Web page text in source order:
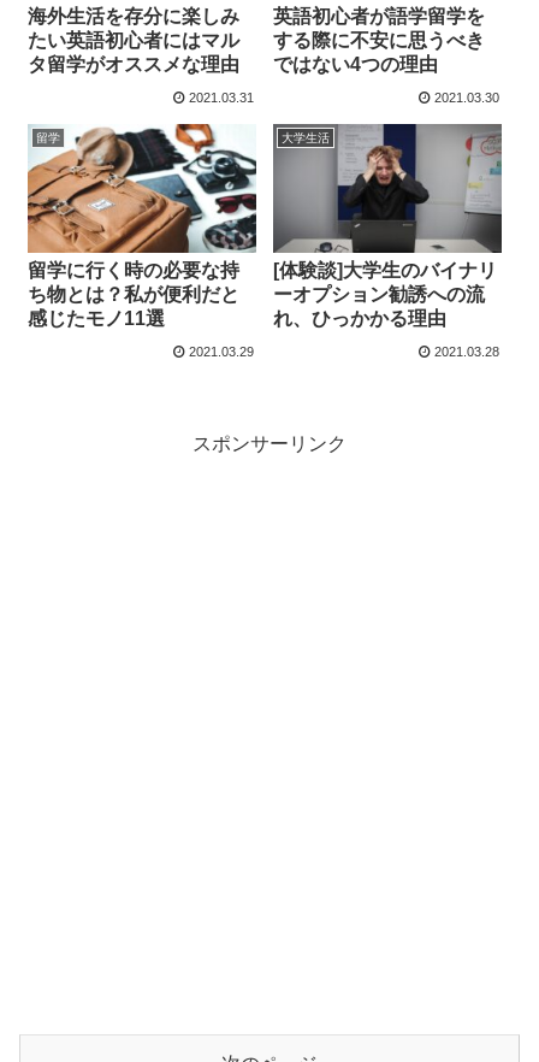
海外生活を存分に楽しみ
たい英語初心者にはマル
タ留学がオススメな理由
2021.03.31
英語初心者が語学留学を
する際に不安に思うべき
ではない4つの理由
2021.03.30
留学
留学に行く時の必要な持
ち物とは？私が便利だと
感じたモノ11選
2021.03.29
大学生活
[体験談]大学生のバイナリ
ーオプション勧誘への流
れ、ひっかかる理由
2021.03.28
スポンサーリンク